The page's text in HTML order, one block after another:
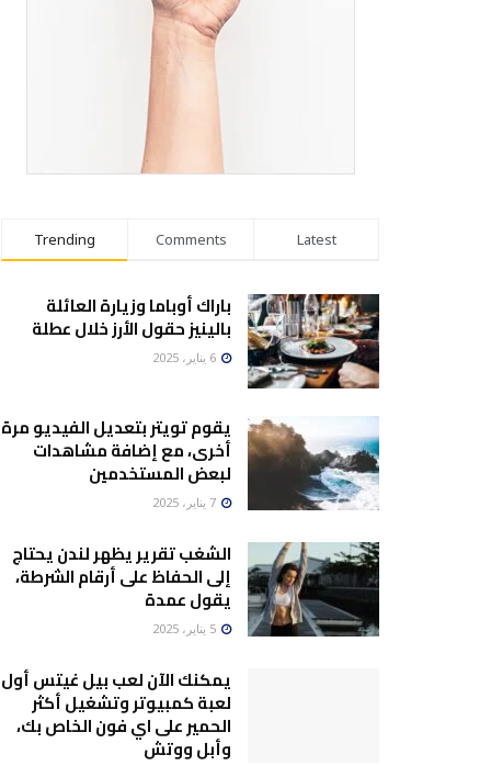
Trending Comments Latest
باراك أوباما وزيارة العائلة
بالينيز حقول الأرز خلال عطلة
يقوم تويتر بتعديل الفيديو مرة
أخرى، مع إضافة مشاهدات
لبعض المستخدمين
الشغب تقرير يظهر لندن يحتاج
إلى الحفاظ على أرقام الشرطة،
يقول عمدة
يمكنك الآن لعب بيل غيتس أول
لعبة كمبيوتر وتشغيل أكثر
الحمير على اي فون الخاص بك،
وأبل ووتش